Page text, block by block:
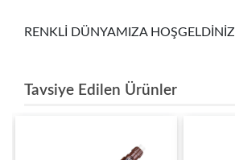
RENKLİ DÜNYAMIZA HOŞGELDİNİZ
Tavsiye Edilen Ürünler